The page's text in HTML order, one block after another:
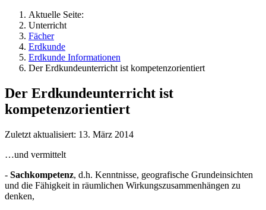
Aktuelle Seite:
Unterricht
Fächer
Erdkunde
Erdkunde Informationen
Der Erdkundeunterricht ist kompetenzorientiert
Der Erdkundeunterricht ist
kompetenzorientiert
Zuletzt aktualisiert: 13. März 2014
…und vermittelt
- Sachkompetenz, d.h. Kenntnisse, geografische Grundeinsichten
und die Fähigkeit in räumlichen Wirkungszusammenhängen zu
denken,